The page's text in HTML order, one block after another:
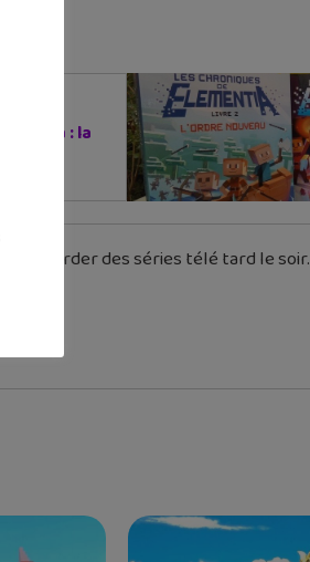
: la
regarder des séries télé tard le soir.